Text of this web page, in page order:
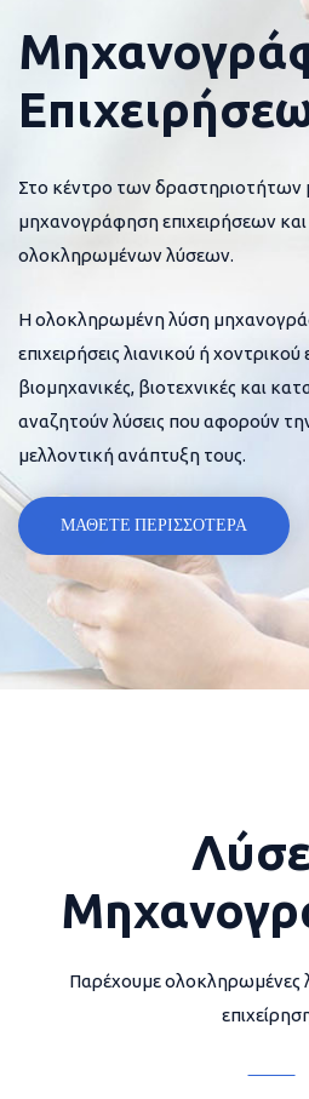
Στο κέντρο των δραστηριοτήτων
μηχανογράφηση επιχειρήσεων
ολοκληρωμένων λύσεων.
Η ολοκληρωμένη λύση
επιχειρήσεις λιανικού ή χοντρικού
βιομηχανικές, βιοτεχνικές και
αναζητούν λύσεις που αφορούν
μελλοντική ανάπτυξη τους.
ΜΑΘΕΤΕ ΠΕΡΙΣΣΟΤΕΡΑ
Παρέχουμε ολοκληρωμένες